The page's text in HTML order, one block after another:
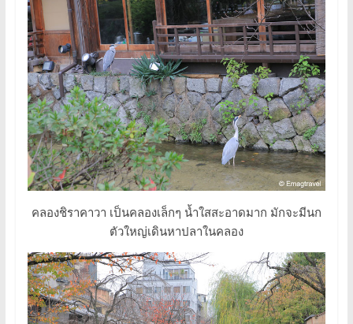
คลองชิราคาวา เป็นคลองเล็กๆ น้ำใสสะอาดมาก มักจะมีนก
ตัวใหญ่เดินหาปลาในคลอง